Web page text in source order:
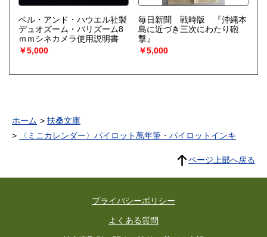
ベル・アンド・ハウエル社製
デュオズーム・バリズーム8
ｍｍシネカメラ使用説明書
￥5,000
毎日新聞 戦時版 『沖縄本
島に近づき三次にわたり砲
撃』
￥5,000
ホーム
扶桑文庫
〈ミニカレンダー〉パイロット萬年筆・パイロットインキ
ページ上部へ戻る
プライバシーポリシー
よくある質問